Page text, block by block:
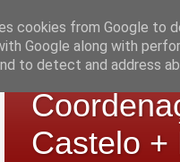
Castelo +
cookies from Google to
Google along with
to detect and address